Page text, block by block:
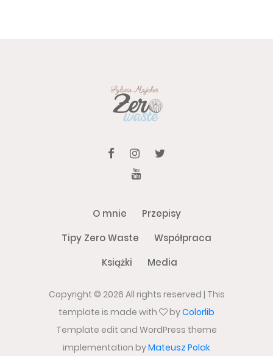
O mnie
Przepisy
Tipy Zero Waste
Współpraca
Książki
Media
Copyright © 2026 All rights reserved | This
template is made with
byColorlib
Template edit and WordPress theme
implementation byMateusz Polak